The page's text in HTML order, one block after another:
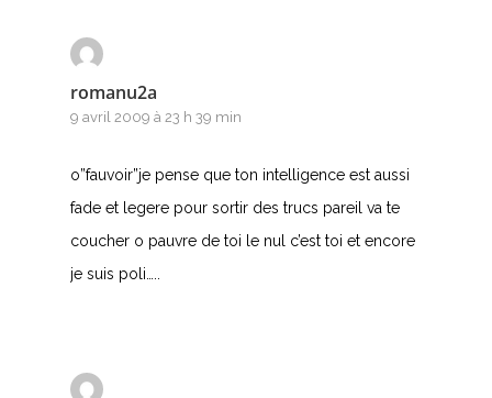
romanu2a
9 avril 2009 à 23 h 39 min
o”fauvoir”je pense que ton intelligence est aussi
fade et legere pour sortir des trucs pareil va te
coucher o pauvre de toi le nul c’est toi et encore
je suis poli…..
D
E